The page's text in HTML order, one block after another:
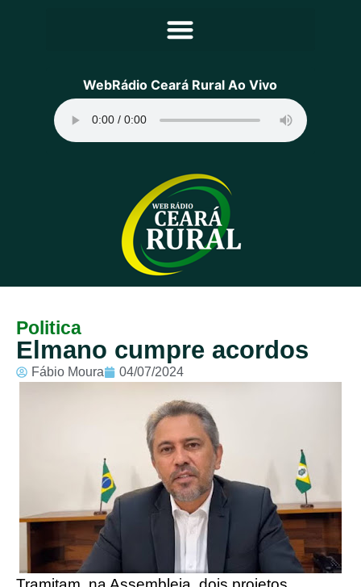
Principal
Programação
Equipe
Contato
Sobre
WebRádio Ceará Rural Ao Vivo
Politica
Elmano cumpre acordos
Fábio Moura 04/07/2024